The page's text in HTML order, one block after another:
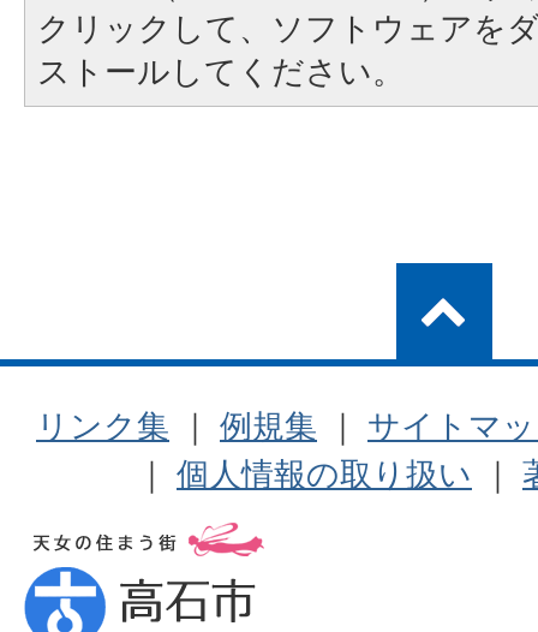
クリックして、ソフトウェアを
ストールしてください。
リンク集 ｜ 例規集 ｜ サイトマ
｜ 個人情報の取り扱い ｜